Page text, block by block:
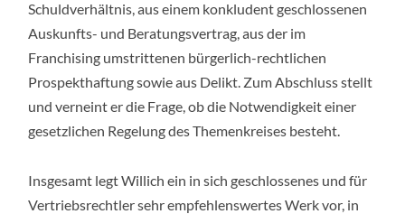
Schuldverhältnis, aus einem konkludent geschlossenen
Auskunfts- und Beratungsvertrag, aus der im
Franchising umstrittenen bürgerlich-rechtlichen
Prospekthaftung sowie aus Delikt. Zum Abschluss stellt
und verneint er die Frage, ob die Notwendigkeit einer
gesetzlichen Regelung des Themenkreises besteht.
Insgesamt legt Willich ein in sich geschlossenes und für
Vertriebsrechtler sehr empfehlenswertes Werk vor, in